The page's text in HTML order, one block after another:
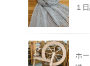
１
ホ